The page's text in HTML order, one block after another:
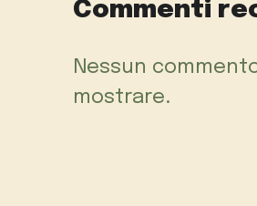
Commenti
Nessun
mostrare.